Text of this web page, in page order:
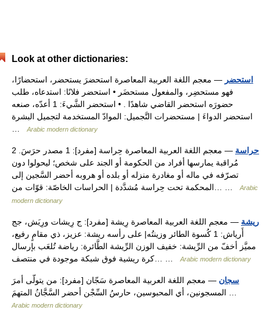
Look at other dictionaries:
استحضر — معجم اللغة العربية المعاصرة استحضرَ يستحضر، استحضارًا،
فهو مستحضِر، والمفعول مستحضَر • استحضر فلانًا: استدعاه، طلب
حضورَه استحضر القاضي شاهدًا . • استحضر الشَّيءَ: 1 أعدّه، صنعه
استحضر الدواءَ | مستحضرات التَّجميل: الموادّ المستخدمة لتجميل البشرة
Arabic modern dictionary
حراسة
— معجم اللغة العربية المعاصرة حِراسة [مفرد]: 1 مصدر حرَسَ. 2
مُراقبة يمارسها أفراد من الحكومة أو الجند على شخص؛ ليحولوا دون
تصرّفه في ماله أو مغادرة منزله أو بلده أو هروبه أحضر السَّجين إلى
Arabic
modern dictionary
ريشة — معجم اللغة العربية المعاصرة رِيشة [مفرد]: ج رِيشات ورِيَش، جج
أَرياش: 1 كُسوة الطائر وزينتُه| على رأسه ريشة: عزيز، ذي مقامٍ رفيع،
مميَّز أخفّ من الرِّيشة: خفيف الوزن الرِّيشة الطَّائرة: رياضة تُلعَب بإرسال
Arabic modern dictionary
سجان — معجم اللغة العربية المعاصرة سَجّان [مفرد]: من يتولّى أمرَ
Arabic modern dictionary